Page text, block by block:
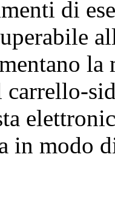
di
la
carrello-
in modo